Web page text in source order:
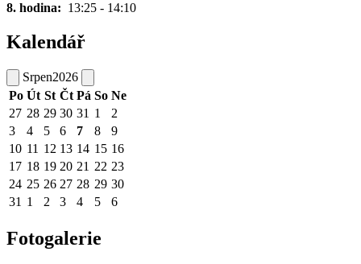
8. hodina: 13:25 - 14:10
Kalendář
Srpen2026
Po Út St Čt Pá So Ne
27 28 29 30 31 1
2
3
4 5 6 7 8
9
10 11 12 13 14 15 16
17 18 19 20 21 22 23
24 25 26 27 28 29 30
31 1 2 3 4 5 6
Fotogalerie